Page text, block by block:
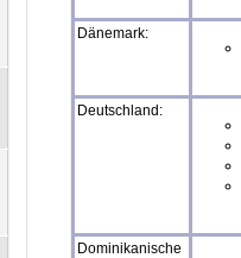
Dänemark:
Deutschland:
Dominikanische